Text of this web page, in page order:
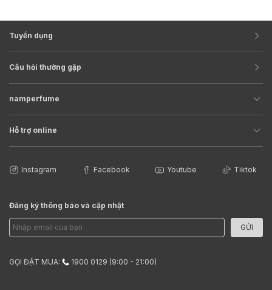
Tuyển dụng
Câu hỏi thường gặp
namperfume
Hỗ trợ online
Instagram Facebook Youtube Tiktok
Đăng ký thông báo và cập nhật
GỬI
GỌI ĐẶT MUA: 1900 0129 (9:00 - 21:00)